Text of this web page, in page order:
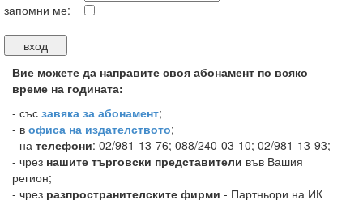
запомни ме:
Вие можете да направите своя абонамент по всяко
време на годината:
- със завяка за абонамент;
- в офиса на издателството;
- на телефони: 02/981-13-76; 088/240-03-10; 02/981-13-93;
- чрез нашите търговски представители във Вашия
регион;
- чрез разпространителските фирми - Партньори на ИК